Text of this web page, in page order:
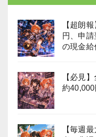
【超朗
円、申
の現金給
【必見
約40,000
【毎週